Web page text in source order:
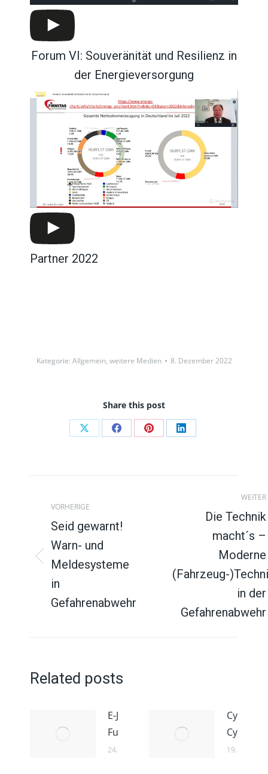
Forum VI: Souveränität und Resilienz in
der Energieversorgung
Partner 2022
Kategorie: Allgemein, weitere Medien 8. Dezember 2022
Share this post
Auf
Auf
Auf
Auf
VORHERIGE
Vorheriger
Beitrag:
Seid gewarnt!
Warn- und
Meldesysteme
in
Gefahrenabwehr
WEITER
Beitrag:
Die Technik
macht´s –
Moderne
(Fahrzeug-
in der
Gefahrenabwehr
Related posts
E-Journal
Future4Public
24. Januar 2022 19. Januar